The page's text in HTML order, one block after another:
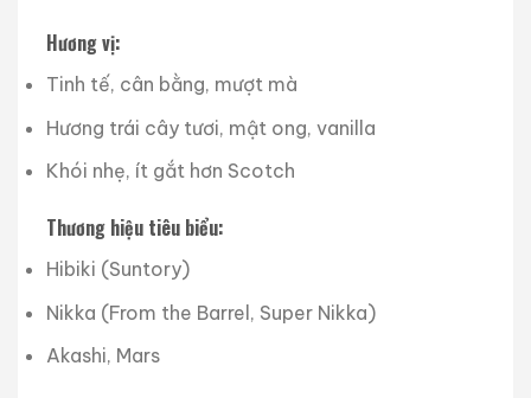
Hương vị:
Tinh tế, cân bằng, mượt mà
Hương trái cây tươi, mật ong, vanilla
Khói nhẹ, ít gắt hơn Scotch
Thương hiệu tiêu biểu:
Hibiki (Suntory)
Nikka (From the Barrel, Super Nikka)
Akashi, Mars